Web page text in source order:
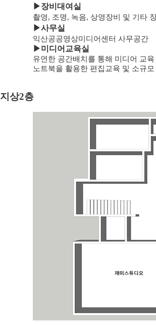
▶장비대여실
촬영, 조명, 녹음, 상영장비 및 기타
▶사무실
익산공공영상미디어센터 사무공간
▶미디어교육실
유연한 공간배치를 통해 미디어 교
노트북을 활용한 편집교육 및 소규
지상2층